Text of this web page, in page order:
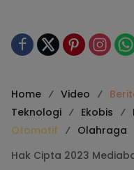
Home Video
Teknologi
Ekobis
Otomotif
Olahraga
Hak Cipta 2023